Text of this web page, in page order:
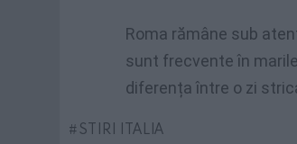
Roma rămâne sub
sunt frecvente în
diferența între o zi
STIRI ITALIA